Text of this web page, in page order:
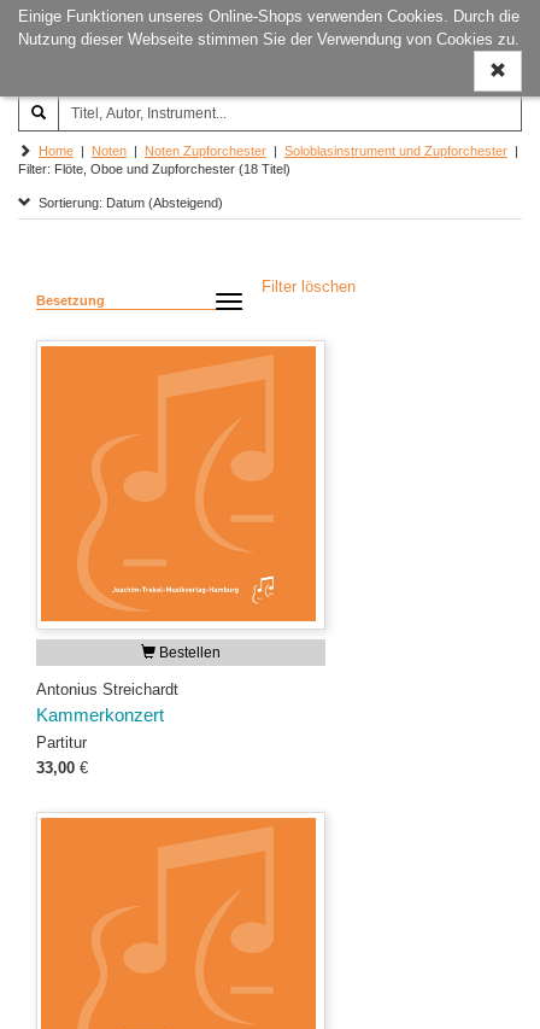
Einige Funktionen unseres Online-Shops verwenden Cookies. Durch die
Nutzung dieser Webseite stimmen Sie der Verwendung von Cookies zu.
ein-/
Joachim‐Trekel‐Musikverlag,
Hamburg
Home | Noten | Noten Zupforchester | Soloblasinstrument und Zupforchester |
Filter: Flöte, Oboe und Zupforchester (18 Titel)
Sortierung: Datum (Absteigend)
Besetzung
Filter löschen
Bestellen
Antonius Streichardt
Kammerkonzert
Partitur
33,00 €